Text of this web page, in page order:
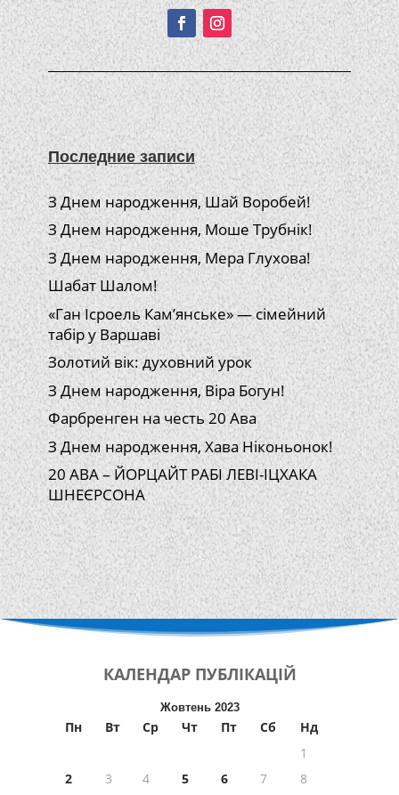
Последние записи
З Днем народження, Шай Воробей!
З Днем народження, Моше Трубнік!
З Днем народження, Мера Глухова!
Шабат Шалом!
«Ган Ісроель Кам’янське» — сімейний
табір у Варшаві
Золотий вік: духовний урок
З Днем народження, Віра Богун!
Фарбренген на честь 20 Ава
З Днем народження, Хава Ніконьонок!
20 АВА – ЙОРЦАЙТ РАБІ ЛЕВІ-ІЦХАКА
ШНЕЄРСОНА
КАЛЕНДАР ПУБЛІКАЦІЙ
Жовтень 2023
Пн Вт Ср Чт Пт Сб
Нд
1
2
3 4 5 6 7
8